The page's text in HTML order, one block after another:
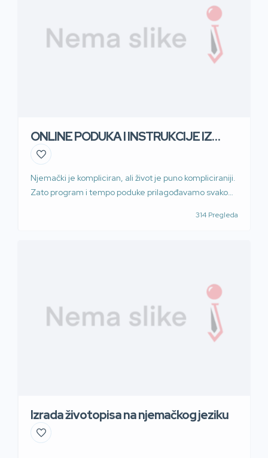
ONLINE PODUKA I INSTRUKCIJE IZ
NJEMAČKOG JEZIKA
Njemački je kompliciran, ali život je puno kompliciraniji.
Zato program i tempo poduke prilagođavamo svakom
njemačkog jezika s više od 10 godina iskustva poduke
314 Pregleda
Izrada životopisa na njemačkog jeziku